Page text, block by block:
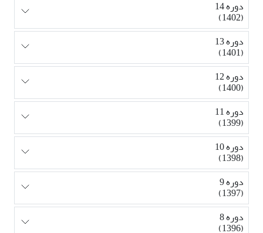
دوره 14
(1402)
دوره 13
(1401)
دوره 12
(1400)
دوره 11
(1399)
دوره 10
(1398)
دوره 9
(1397)
دوره 8
(1396)